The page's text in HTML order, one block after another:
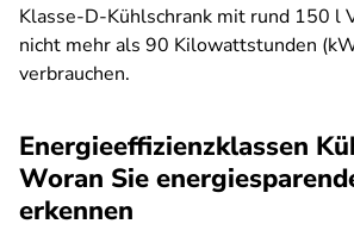
Klasse-D-Kühlschrank mit rund 150 l
nicht mehr als 90 Kilowattstunden
verbrauchen.
Energieeffizienzklassen
Woran Sie
erkennen